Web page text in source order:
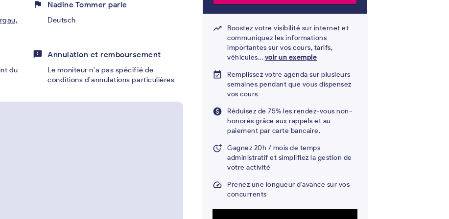
flag Nadine Tommer parle
Deutsch
du
feedback Annulation et remboursement
Le moniteur n'a pas spécifié de
conditions d'annulations particulières
trending_up
Boostez votre visibilité sur internet et
communiquez les informations
importantes sur vos cours, tarifs,
véhicules... voir un exemple
event_available
Remplissez votre agenda sur plusieurs
semaines pendant que vous dispensez
vos cours
paid
Réduisez de 75% les rendez-vous non-
honorés grâce aux rappels et au
paiement par carte bancaire.
more_time Gagnez 20h / mois de temps
administratif et simplifiez la gestion de
votre activité
speed
Prenez une longueur d'avance sur vos
concurrents